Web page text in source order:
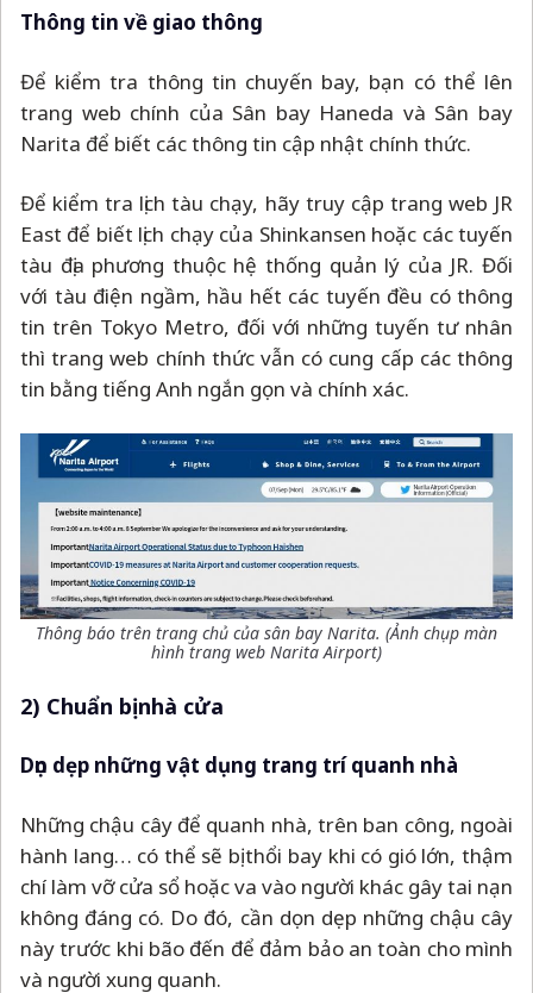
Thông tin về giao thông
Để kiểm tra thông tin chuyến bay, bạn có thể lên
trang web chính của Sân bay Haneda và Sân bay
Narita để biết các thông tin cập nhật chính thức.
Để kiểm tra lịch tàu chạy, hãy truy cập trang web JR
East để biết lịch chạy của Shinkansen hoặc các tuyến
tàu địa phương thuộc hệ thống quản lý của JR. Đối
với tàu điện ngầm, hầu hết các tuyến đều có thông
tin trên Tokyo Metro, đối với những tuyến tư nhân
thì trang web chính thức vẫn có cung cấp các thông
tin bằng tiếng Anh ngắn gọn và chính xác.
Thông báo trên trang chủ của sân bay Narita. (Ảnh chụp màn
hình trang web Narita Airport)
2) Chuẩn bị nhà cửa
Dọn dẹp những vật dụng trang trí quanh nhà
Những chậu cây để quanh nhà, trên ban công, ngoài
hành lang… có thể sẽ bị thổi bay khi có gió lớn, thậm
chí làm vỡ cửa sổ hoặc va vào người khác gây tai nạn
không đáng có. Do đó, cần dọn dẹp những chậu cây
này trước khi bão đến để đảm bảo an toàn cho mình
và người xung quanh.